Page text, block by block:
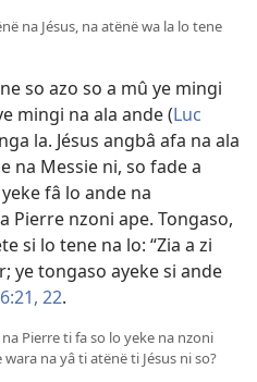
na Jésus, na atënë wa la lo tene
so azo so a mû ye mingi
mingi na ala ande (Luc
la. Jésus angbâ afa na ala
na Messie ni, so fade a
fâ lo ande na
Pierre nzoni ape. Tongaso,
si lo tene na lo: “Zia a zi
ye tongaso ayeke si ande
22.
Pierre ti fa so lo yeke na nzoni
na yâ ti atënë ti Jésus ni so?